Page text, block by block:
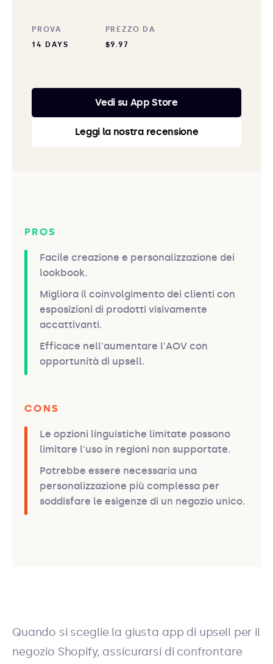
PROVA
14 DAYS
PREZZO DA
$9.97
Vedi su App Store
Leggi la nostra recensione
PROS
Facile creazione e personalizzazione dei
lookbook.
Migliora il coinvolgimento dei clienti con
esposizioni di prodotti visivamente
accattivanti.
Efficace nell'aumentare l'AOV con
opportunità di upsell.
CONS
Le opzioni linguistiche limitate possono
limitare l'uso in regioni non supportate.
Potrebbe essere necessaria una
personalizzazione più complessa per
soddisfare le esigenze di un negozio unico.
Quando si sceglie la giusta app di upsell per il
negozio Shopify, assicurarsi di confrontare